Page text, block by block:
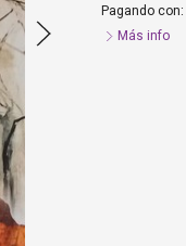
Pagando con:
Más info